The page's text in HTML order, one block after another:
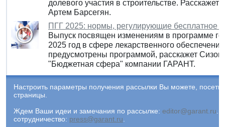
долевого участия в строительстве.
Артем Барсегян.
ПГГ 2025: нормы, регулирующие бесплатное
Выпуск посвящен изменениям в программе
2025 год в сфере лекарственного
предусмотрены программой, расскажет
"Бюджетная сфера" компании ГАРАНТ.
Настроить параметры получения рассылки Вы можете,
страницы.
Ждем Ваши идеи и замечания по рассылке: editor@garant.ru
сотрудничество: press@garant.ru